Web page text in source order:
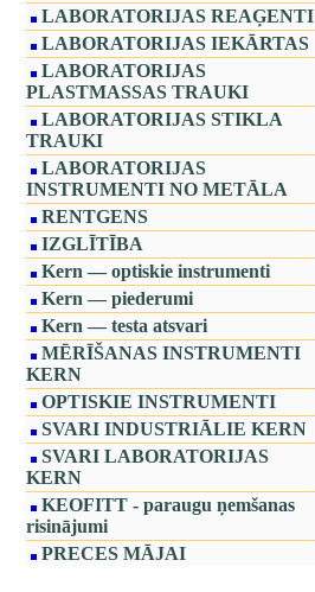
LABORATORIJAS REAĢENTI
LABORATORIJAS IEKĀRTAS
LABORATORIJAS
PLASTMASSAS TRAUKI
LABORATORIJAS STIKLA
TRAUKI
LABORATORIJAS
INSTRUMENTI NO METĀLA
RENTGENS
IZGLĪTĪBA
Kern — optiskie instrumenti
Kern — piederumi
Kern — testa atsvari
MĒRĪŠANAS INSTRUMENTI
KERN
OPTISKIE INSTRUMENTI
SVARI INDUSTRIĀLIE KERN
SVARI LABORATORIJAS
KERN
KEOFITT - paraugu ņemšanas
risinājumi
PRECES MĀJAI